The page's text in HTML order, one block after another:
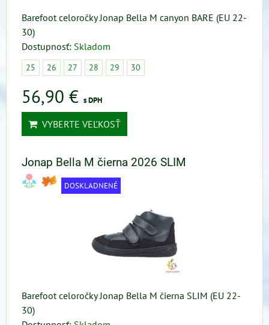
Barefoot celoročky Jonap Bella M canyon BARE (EU 22-
30)
Dostupnosť: Skladom
25 26 27 28 29 30
56,90 € s DPH
VYBERTE VEĽKOSŤ
Jonap Bella M čierna 2026 SLIM
DOSKLADNENÉ
Barefoot celoročky Jonap Bella M čierna SLIM (EU 22-
30)